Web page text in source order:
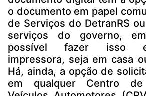
o documento em papel
de Serviços do DetranRS
serviços do governo,
possível fazer isso
impressora, seja em casa
Há, ainda, a opção de
em qualquer Centro